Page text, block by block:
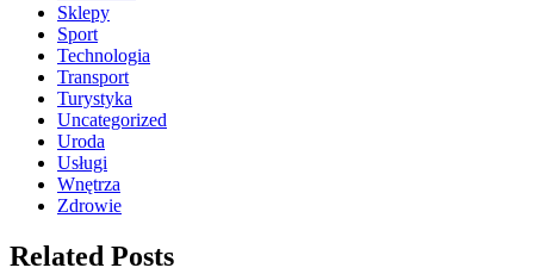
Sklepy
Sport
Technologia
Transport
Turystyka
Uncategorized
Uroda
Usługi
Wnętrza
Zdrowie
Related Posts